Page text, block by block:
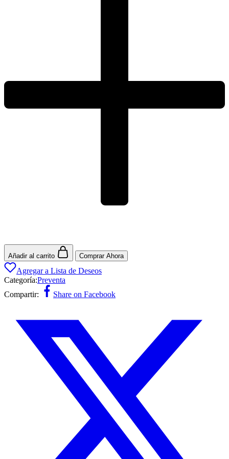
Añadir al carrito Comprar Ahora
Agregar a Lista de Deseos
Categoría:Preventa
Compartir:
Share on Facebook